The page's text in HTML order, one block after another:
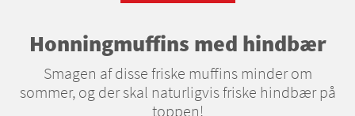
Honningmuffins med hindbær
Smagen af disse friske muffins minder om
sommer, og der skal naturligvis friske hindbær på
toppen!